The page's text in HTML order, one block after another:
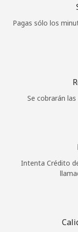
Pagas sólo los
Se cobrarán
Intenta Crédito